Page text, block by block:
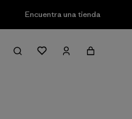
Encuentra una tienda
Filter & Sort